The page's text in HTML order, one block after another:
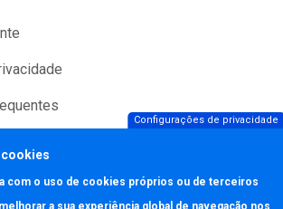
Copyright © JAVALI 2026
Configurações de privacidade
cookies
com o uso de cookies próprios ou de terceiros
a sua experiência global de navegação nos